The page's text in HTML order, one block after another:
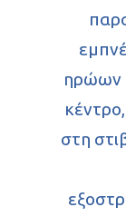
ηρώων
στη